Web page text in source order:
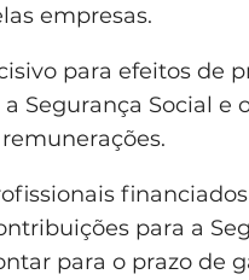
empresas.
para efeitos de
Segurança Social
para a
para o prazo de